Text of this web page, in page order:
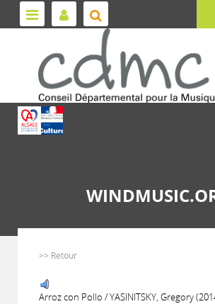
>> Retour
Arroz con Pollo / YASINITSKY, Gregory